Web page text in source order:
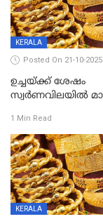
KERALA
Posted On 21-10-2025
ഉച്ചയ്ക്ക് ശേഷം
സ്വർണവിലയിൽ
1 Min Read
KERALA